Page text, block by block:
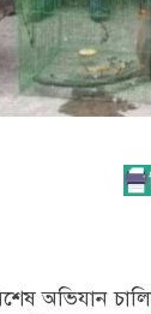
অভিযান